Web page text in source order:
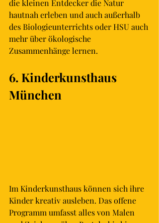
die kleinen Entdecker die Natur
hautnah erleben und auch außerhalb
des Biologieunterrichts oder HSU auch
mehr über ökologische
Zusammenhänge lernen.
6. Kinderkunsthaus
München
Im Kinderkunsthaus können sich ihre
Kinder kreativ ausleben. Das offene
Programm umfasst alles von Malen